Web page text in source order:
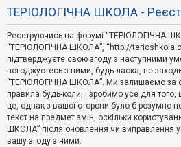
Т
е
м
и
б
е
з
в
і
д
п
о
в
і
д
ТЕРІОЛОГІЧНА ШКОЛА -
Реєструючись на форумі “ТЕРІОЛОГІЧНА
“ТЕРІОЛОГІЧНА ШКОЛА”, “http://
підтверджуєте свою згоду з наступними
погоджуєтесь з ними, будь ласка, не
“ТЕРІОЛОГІЧНА ШКОЛА”. Ми залишаємо за
правила будь-коли, і зробимо усе для
це, однак з вашої сторони було б розумно
текст на предмет змін, оскільки
ШКОЛА” після оновлення чи виправлення
вашу згоду з ними.